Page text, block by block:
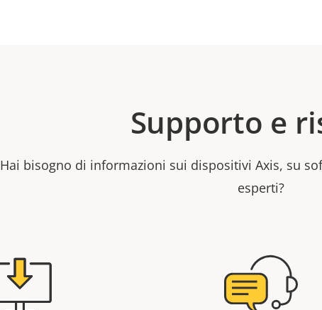
Supporto e
Hai bisogno di informazioni sui dispositivi Axis, su
esperti?